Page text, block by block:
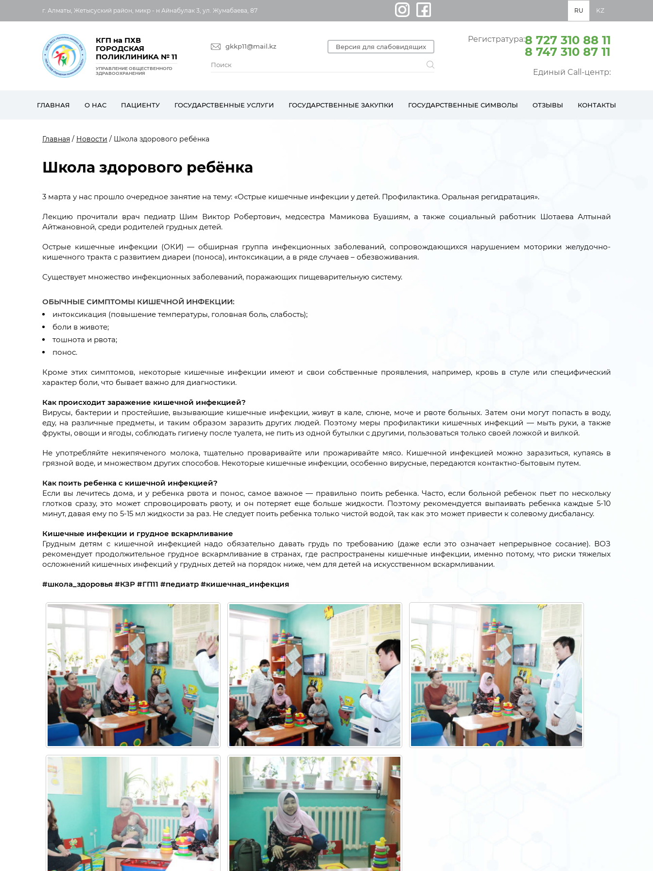
г. Алматы, Жетысуский район, микр - н Айнабулак 3, ул. Жумабаева, 87 RU KZ
КГП на ПХВ
ГОРОДСКАЯ
ПОЛИКЛИНИКА № 11
УПРАВЛЕНИЕ ОБЩЕСТВЕННОГО
ЗДРАВООХРАНЕНИЯ
gkkp11@mail.kz Версия для слабовидящих
Регистратура:8 727 310 88 11
8 747 310 87 11
Единый Call-центр:
ГЛАВНАЯ О НАС ПАЦИЕНТУ ГОСУДАРСТВЕННЫЕ УСЛУГИ ГОСУДАРСТВЕННЫЕ ЗАКУПКИ ГОСУДАРСТВЕННЫЕ СИМВОЛЫ ОТЗЫВЫ КОНТАКТЫ
Главная / Новости / Школа здорового ребёнка
Школа здорового ребёнка
3 марта у нас прошло очередное занятие на тему: «Острые кишечные инфекции у детей. Профилактика. Оральная регидратация».
Лекцию прочитали врач педиатр Шим Виктор Робертович, медсестра Мамикова Буашиям, а также социальный работник Шотаева Алтынай
Айтжановной, среди родителей грудных детей.
Острые кишечные инфекции (ОКИ) — обширная группа инфекционных заболеваний, сопровождающихся нарушением моторики желудочно-
кишечного тракта с развитием диареи (поноса), интоксикации, а в ряде случаев – обезвоживания.
Существует множество инфекционных заболеваний, поражающих пищеварительную систему.
ОБЫЧНЫЕ СИМПТОМЫ КИШЕЧНОЙ ИНФЕКЦИИ:
интоксикация (повышение температуры, головная боль, слабость);
боли в животе;
тошнота и рвота;
понос.
Кроме этих симптомов, некоторые кишечные инфекции имеют и свои собственные проявления, например, кровь в стуле или специфический
характер боли, что бывает важно для диагностики.
Как происходит заражение кишечной инфекцией?
Вирусы, бактерии и простейшие, вызывающие кишечные инфекции, живут в кале, слюне, моче и рвоте больных. Затем они могут попасть в воду,
еду, на различные предметы, и таким образом заразить других людей. Поэтому меры профилактики кишечных инфекций — мыть руки, а также
фрукты, овощи и ягоды, соблюдать гигиену после туалета, не пить из одной бутылки с другими, пользоваться только своей ложкой и вилкой.
Не употребляйте некипяченого молока, тщательно проваривайте или прожаривайте мясо. Кишечной инфекцией можно заразиться, купаясь в
грязной воде, и множеством других способов. Некоторые кишечные инфекции, особенно вирусные, передаются контактно-бытовым путем.
Как поить ребенка с кишечной инфекцией?
Если вы лечитесь дома, и у ребенка рвота и понос, самое важное — правильно поить ребенка. Часто, если больной ребенок пьет по нескольку
глотков сразу, это может спровоцировать рвоту, и он потеряет еще больше жидкости. Поэтому рекомендуется выпаивать ребенка каждые 5-10
минут, давая ему по 5-15 мл жидкости за раз. Не следует поить ребенка только чистой водой, так как это может привести к солевому дисбалансу.
Кишечные инфекции и грудное вскармливание
Грудным детям с кишечной инфекцией надо обязательно давать грудь по требованию (даже если это означает непрерывное сосание). ВОЗ
рекомендует продолжительное грудное вскармливание в странах, где распространены кишечные инфекции, именно потому, что риски тяжелых
осложнений кишечных инфекций у грудных детей на порядок ниже, чем для детей на искусственном вскармливании.
#школа_здоровья #КЗР #ГП11 #педиатр #кишечная_инфекция